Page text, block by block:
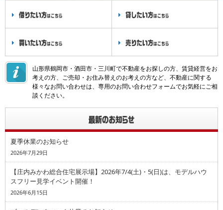
山形県鶴岡市・酒田市・三川町で不動産をお探しの方、賃貸経営をお
考えの方、ご売却・お住み替えのお考えの方など、不動産に関する
様々なお問い合わせは、専用のお問い合わせフォームでお気軽にご相
談ください。
夏季休業のお知らせ
2026年7月29日
【庄内みかわ総合住宅展示場】2026年7/4(土)・5(日)は、モデルハウ
スフリー見学イベント開催！
2026年6月15日